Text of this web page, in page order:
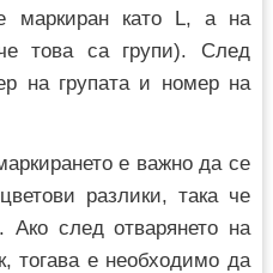
маркиран като L, а на
това са групи). След
на групата и номер на
е важно да се
разлики, така че
след отварянето на
тогава е необходимо да